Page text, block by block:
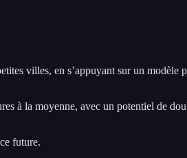
villes, en s’appuyant sur un modèle
à la moyenne, avec un potentiel de
future.